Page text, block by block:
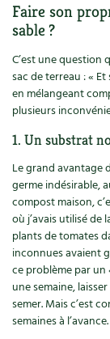
Faire son
sable ?
C’est une question
sac de terreau : «
en mélangeant
plusieurs
1. Un substrat
Le grand avantage
germe indésirable,
compost maison,
où j’avais utilisé
plants de tomates
inconnues avaient
ce problème par
une semaine,
semer. Mais c’est
semaines à l’avance.